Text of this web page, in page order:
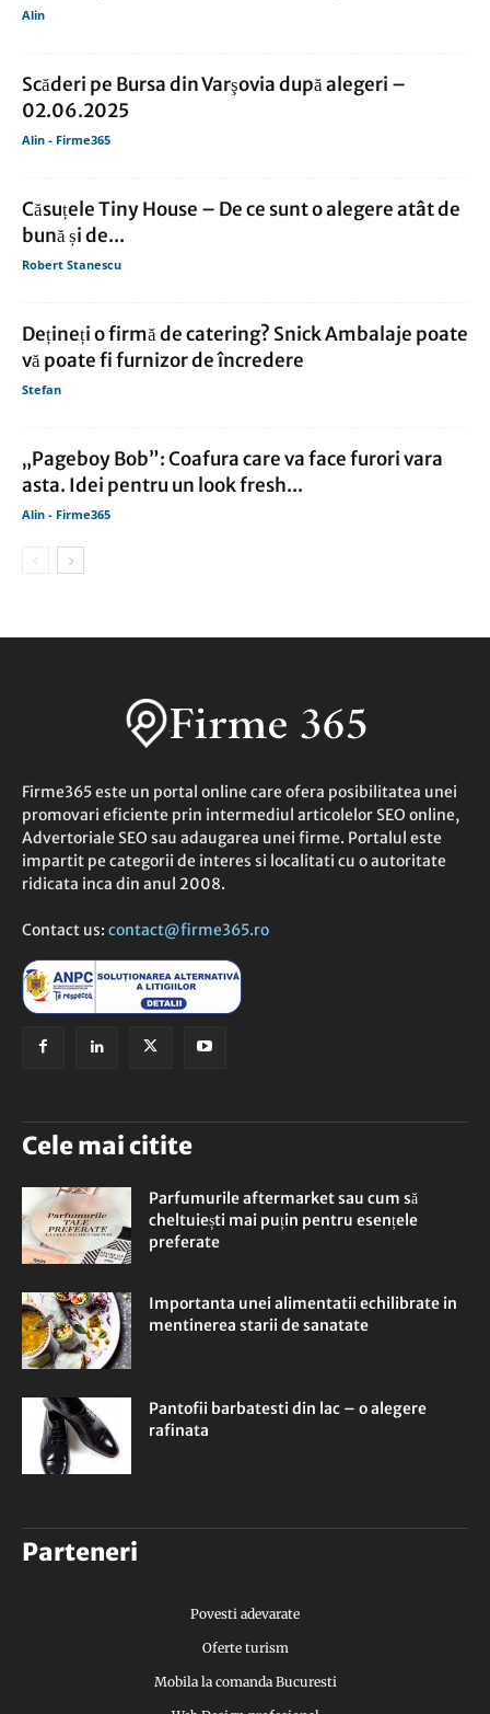
Alin
Scăderi pe Bursa din Varşovia după alegeri –
02.06.2025
Alin - Firme365
Căsuțele Tiny House – De ce sunt o alegere atât de
bună și de...
Robert Stanescu
Dețineți o firmă de catering? Snick Ambalaje poate
vă poate fi furnizor de încredere
Stefan
„Pageboy Bob”: Coafura care va face furori vara
asta. Idei pentru un look fresh...
Alin - Firme365
Firme365 este un portal online care ofera posibilitatea unei
promovari eficiente prin intermediul articolelor SEO online,
Advertoriale SEO sau adaugarea unei firme. Portalul este
impartit pe categorii de interes si localitati cu o autoritate
ridicata inca din anul 2008.
Contact us: contact@firme365.ro
Cele mai citite
Parfumurile aftermarket sau cum să
cheltuiești mai puțin pentru esențele
preferate
Importanta unei alimentatii echilibrate in
mentinerea starii de sanatate
Pantofii barbatesti din lac – o alegere
rafinata
Parteneri
Povesti adevarate
Oferte turism
Mobila la comanda Bucuresti